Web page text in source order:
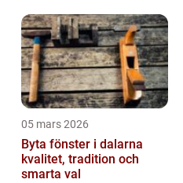
05 mars 2026
Byta fönster i dalarna
kvalitet, tradition och
smarta val